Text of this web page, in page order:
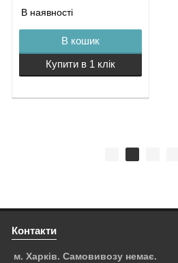
В наявності
В кошик
Купити в 1 клік
Контакти
м. Харків. Самовивозу немає.